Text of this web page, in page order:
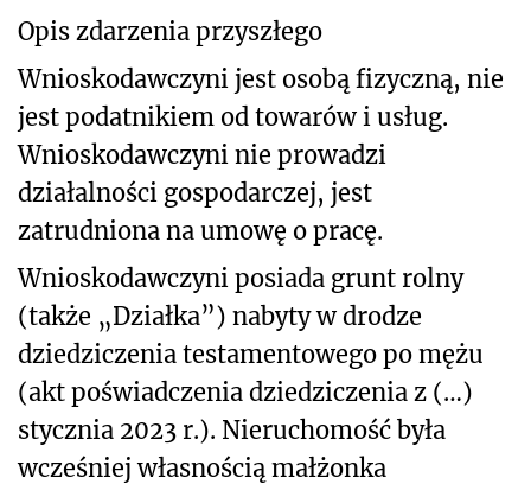
Opis zdarzenia przyszłego
Wnioskodawczyni jest osobą fizyczną, nie
jest podatnikiem od towarów i usług.
Wnioskodawczyni nie prowadzi
działalności gospodarczej, jest
zatrudniona na umowę o pracę.
Wnioskodawczyni posiada grunt rolny
(także „Działka”) nabyty w drodze
dziedziczenia testamentowego po mężu
(akt poświadczenia dziedziczenia z (…)
stycznia 2023 r.). Nieruchomość była
wcześniej własnością małżonka